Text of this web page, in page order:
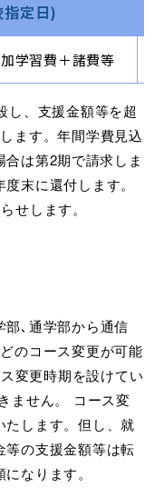
定日)
学習費＋諸費等
し、支援金額等を超
ます。年間学費見込
は第2期で請求しま
末に還付します。
せします。
部､通学部から通信
のコース変更が可能
変更時期を設けてい
ません。 コース変
します。但し、就
の支援金額等は転
なります。